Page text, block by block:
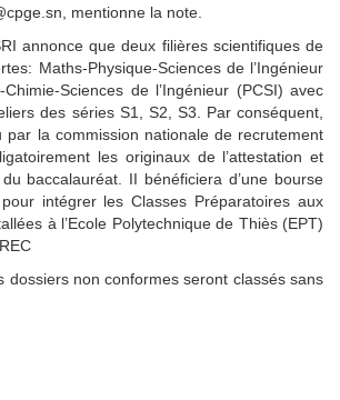
mentionne la note.
annonce que deux filières scientifiques de
Maths-Physique-Sciences de l’Ingénieur
Sciences de l’Ingénieur (PCSI) avec
des séries S1, S2, S3. Par conséquent,
par la commission nationale de recrutement
les originaux de l’attestation et
baccalauréat. II bénéficiera d’une bourse
pour intégrer les Classes Préparatoires aux
à l’Ecole Polytechnique de Thiès (EPT)
dossiers non conformes seront classés sans